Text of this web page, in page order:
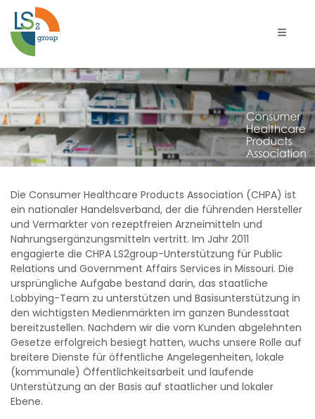
Verband
für
(CHPA)
Die Consumer Healthcare Products Association (CHPA) ist
ein nationaler Handelsverband, der die führenden Hersteller
und Vermarkter von rezeptfreien Arzneimitteln und
Nahrungsergänzungsmitteln vertritt. Im Jahr 2011
engagierte die CHPA LS2group-Unterstützung für Public
Relations und Government Affairs Services in Missouri. Die
ursprüngliche Aufgabe bestand darin, das staatliche
Lobbying-Team zu unterstützen und Basisunterstützung in
den wichtigsten Medienmärkten im ganzen Bundesstaat
bereitzustellen. Nachdem wir die vom Kunden abgelehnten
Gesetze erfolgreich besiegt hatten, wuchs unsere Rolle auf
breitere Dienste für öffentliche Angelegenheiten, lokale
(kommunale) Öffentlichkeitsarbeit und laufende
Unterstützung an der Basis auf staatlicher und lokaler
Ebene.